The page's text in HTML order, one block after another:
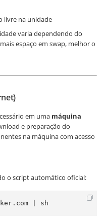
livre na unidade
varia dependendo do
espaço em swap, melhor o
em uma máquina
e preparação do
na máquina com acesso
o script automático oficial:
| sh